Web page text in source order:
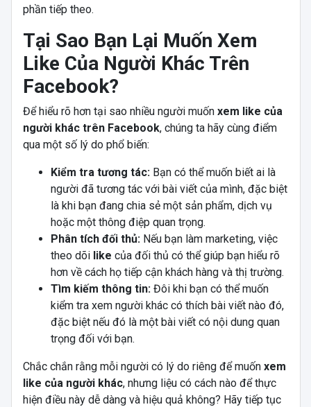
phần tiếp theo.
Tại Sao Bạn Lại Muốn Xem
Like Của Người Khác Trên
Facebook?
Để hiểu rõ hơn tại sao nhiều người muốn xem like của
người khác trên Facebook, chúng ta hãy cùng điểm
qua một số lý do phổ biến:
Kiểm tra tương tác:Bạn có thể muốn biết ai là
người đã tương tác với bài viết của mình, đặc biệt
là khi bạn đang chia sẻ một sản phẩm, dịch vụ
hoặc một thông điệp quan trọng.
Phân tích đối thủ:Nếu bạn làm marketing, việc
theo dõi like của đối thủ có thể giúp bạn hiểu rõ
hơn về cách họ tiếp cận khách hàng và thị trường.
Tìm kiếm thông tin:Đôi khi bạn có thể muốn
kiểm tra xem người khác có thích bài viết nào đó,
đặc biệt nếu đó là một bài viết có nội dung quan
trọng đối với bạn.
Chắc chắn rằng mỗi người có lý do riêng để muốn xem
like của người khác, nhưng liệu có cách nào để thực
hiện điều này dễ dàng và hiệu quả không? Hãy tiếp tục